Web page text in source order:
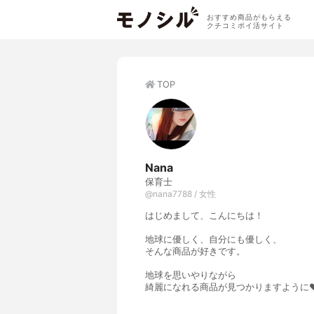
おすすめ商品がもらえる
クチコミポイ活サイト
TOP
Nana
保育士
@nana7788 / 女性
はじめまして、こんにちは！
地球に優しく、自分にも優しく、
そんな商品が好きです。
地球を思いやりながら
綺麗になれる商品が見つかりますよう